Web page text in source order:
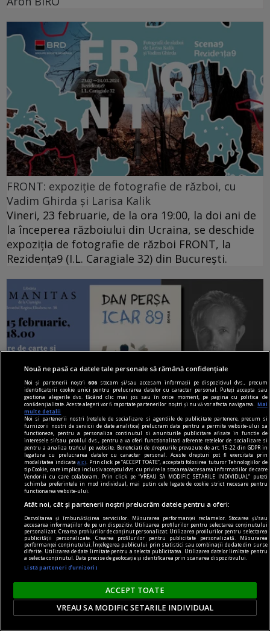
FRONT: expoziție de fotografie de război, cu
Vadim Ghirda și Larisa Kalik
Vineri, 23 februarie, de la ora 19:00, la doi ani de
la începerea războiului din Ucraina, se deschide
expoziția de fotografie de război FRONT, la
Rezidența9 (I.L. Caragiale 32) din București.
în oraș
Lansare de carte și sesiune de autografe – Dan
Perșa, Icar 89
Vă invităm joi, 15 februarie, de la ora 18, la
Librăria Humanitas de la Cişmigiu (bd. Regina
Elisabeta nr. 38), la o întâlnire cu Dan Perșa,
autorul romanului Icar 89, publicat în colecția de
literatură contemporană a Editurii Humanitas.
Nouă ne pasă ca datele tale personale să rămână confidențiale
Noi și partenerii noștri606 stocăm și/sau accesăm informații pe dispozitivul dvs., precum
identificatorii cookie unici pentru prelucrarea datelor cu caracter personal. Puteți accepta sau
gestiona alegerile dvs. făcând clic mai jos sau în orice moment, pe pagina cu politica de
confidențialitate. Aceste alegeri vor fi raportate partenerilor noștri și nu vă vor afecta navigarea.
Mai
multe detalii
Noi si partenerii nostri (retelele de socializare si agentiile de publicitate partenere, precum si
furnizorii nostri de servicii de date analitice) prelucram date pentru a permite website-ului sa
functioneze, pentru a personaliza continutul si anunturile publicitare afisate in functie de
interesele si/sau profilul dvs., pentru a va oferi functionalitati aferente retelelor de socializare si
pentru a analiza traficul pe website. Beneficiati de drepturile prevazute de art. 15-22 din GDPR in
legatura cu prelucrarea datelor cu caracter personal. Aceste drepturi pot fi exercitate prin
modalitatea indicataaici
. Prin click pe “ACCEPT TOATE”, acceptati folosirea tuturor Tehnologiilor de
tip Cookie, care implica inclusiv acceptul dvs. cu privire la stocarea/accesarea informatiilor de catre
Vendor-ii cu care colaboram. Prin click pe “VREAU SA MODIFIC SETARILE INDIVIDUAL” puteti
schimba preferintele in mod individual, mai putin cele legate de cookie strict necesare pentru
functionarea website-ului.
Atât noi, cât și partenerii noștri prelucrăm datele pentru a oferi:
Dezvoltarea și îmbunătățirea serviciilor. Măsurarea performanței reclamelor. Stocarea și/sau
accesarea informațiilor de pe un dispozitiv. Utilizarea profilurilor pentru selectarea conținutului
personalizat. Crearea profilurilor de conținut personalizat. Utilizarea profilurilor pentru selectarea
publicității personalizate. Crearea profilurilor pentru publicitate personalizată. Măsurarea
performanței conținutului. Înțelegerea publicului prin statistici sau combinații de date din surse
diferite. Utilizarea de date limitate pentru a selecta publicitatea. Utilizarea datelor limitate pentru
a selecta conținutul. Date precise de geolocație și identificarea prin scanarea dispozitivului.
Listă parteneri (furnizori)
ACCEPT TOATE
VREAU SA MODIFIC SETARILE INDIVIDUAL